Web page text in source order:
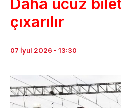
Daha ucuz
çıxarılır
07 İyul 2026 - 13:30